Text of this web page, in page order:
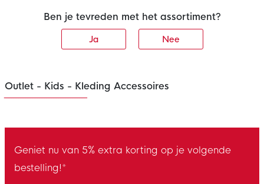
Ben je tevreden met het assortiment?
Ja Nee
Outlet - Kids - Kleding Accessoires
Geniet nu van 5% extra korting op je volgende
bestelling!*